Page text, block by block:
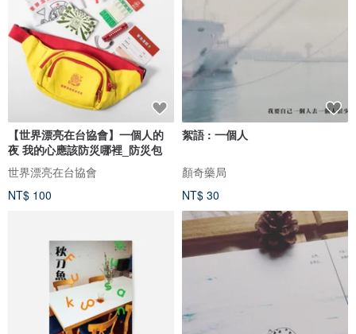
【世界漂亮在台協會】一個人的
夜 我的心應該防災哪裡_防災包
世界漂亮在台協會
NT$ 100
絮語 : 一個人
顏奇藥局
NT$ 30